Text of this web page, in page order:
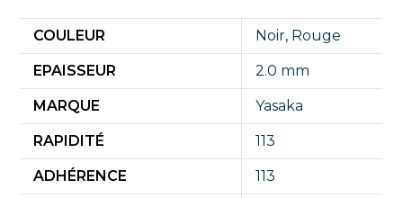
COULEUR Noir, Rouge
EPAISSEUR 2.0 mm
MARQUE Yasaka
RAPIDITÉ 113
ADHÉRENCE 113